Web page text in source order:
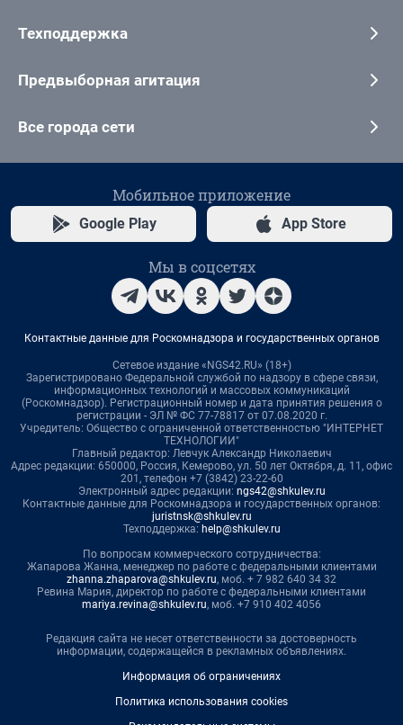
Техподдержка
Предвыборная агитация
Все города сети
Мобильное приложение
Google Play App Store
Мы в соцсетях
Контактные данные для Роскомнадзора и государственных органов
Сетевое издание «NGS42.RU» (18+)
Зарегистрировано Федеральной службой по надзору в сфере связи,
информационных технологий и массовых коммуникаций
(Роскомнадзор). Регистрационный номер и дата принятия решения о
регистрации - ЭЛ № ФС 77-78817 от 07.08.2020 г.
Учредитель: Общество с ограниченной ответственностью "ИНТЕРНЕТ
ТЕХНОЛОГИИ"
Главный редактор: Левчук Александр Николаевич
Адрес редакции: 650000, Россия, Кемерово, ул. 50 лет Октября, д. 11, офис
201, телефон +7 (3842) 23-22-60
Электронный адрес редакции: ngs42@shkulev.ru
Контактные данные для Роскомнадзора и государственных органов:
juristnsk@shkulev.ru
Техподдержка: help@shkulev.ru
По вопросам коммерческого сотрудничества:
Жапарова Жанна, менеджер по работе с федеральными клиентами
zhanna.zhaparova@shkulev.ru, моб. + 7 982 640 34 32
Ревина Мария, директор по работе с федеральными клиентами
mariya.revina@shkulev.ru, моб. +7 910 402 4056
Редакция сайта не несет ответственности за достоверность
информации, содержащейся в рекламных объявлениях.
Информация об ограничениях
Политика использования cookies